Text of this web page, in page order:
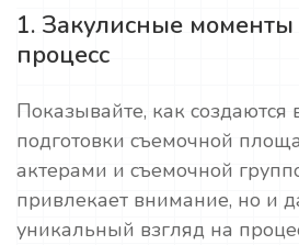
1. Закулисные
процесс
Показывайте, как
подготовки съемочной
актерами и съемочной
привлекает внимание, но и
уникальный взгляд на